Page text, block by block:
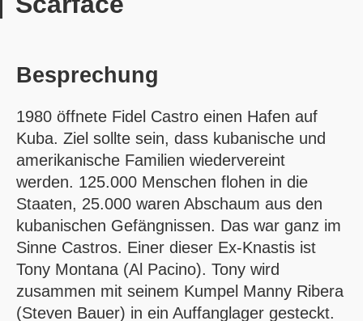
Besprechung
1980 öffnete Fidel Castro einen Hafen auf
Kuba. Ziel sollte sein, dass kubanische und
amerikanische Familien wiedervereint
werden. 125.000 Menschen flohen in die
Staaten, 25.000 waren Abschaum aus den
kubanischen Gefängnissen. Das war ganz im
Sinne Castros. Einer dieser Ex-Knastis ist
Tony Montana (Al Pacino). Tony wird
zusammen mit seinem Kumpel Manny Ribera
(Steven Bauer) in ein Auffanglager gesteckt.